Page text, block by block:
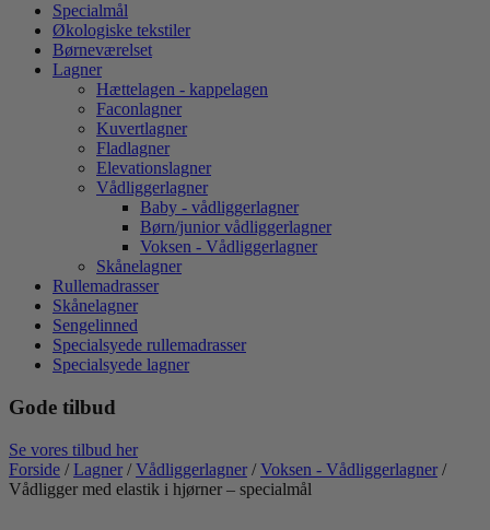
Specialmål
Økologiske tekstiler
Børneværelset
Lagner
Hættelagen - kappelagen
Faconlagner
Kuvertlagner
Fladlagner
Elevationslagner
Vådliggerlagner
Baby - vådliggerlagner
Børn/junior vådliggerlagner
Voksen - Vådliggerlagner
Skånelagner
Rullemadrasser
Skånelagner
Sengelinned
Specialsyede rullemadrasser
Specialsyede lagner
Gode tilbud
Se vores tilbud her
Forside /Lagner /Vådliggerlagner /Voksen - Vådliggerlagner /
Vådligger med elastik i hjørner – specialmål